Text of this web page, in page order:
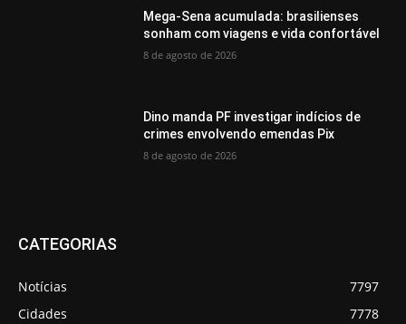
Mega-Sena acumulada: brasilienses
sonham com viagens e vida confortável
8 de agosto de 2026
Dino manda PF investigar indícios de
crimes envolvendo emendas Pix
8 de agosto de 2026
CATEGORIAS
Notícias
7797
Cidades
7778